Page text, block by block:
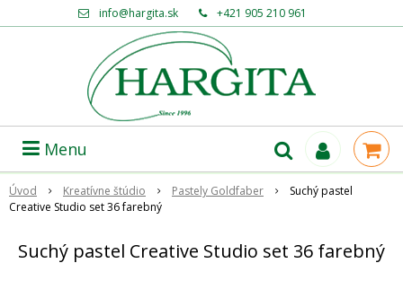
info@hargita.sk +421 905 210 961
Menu
Úvod Kreatívne štúdio Pastely Goldfaber
Suchý pastel
Creative Studio set 36 farebný
Suchý pastel Creative Studio set 36 farebný